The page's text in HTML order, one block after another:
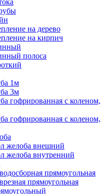
на дерево
на кирпич
полоса
1м
3м
гофрированная с коленом,
гофрированная с коленом,
желоба внешний
желоба внутренний
прямоугольная
прямоугольная